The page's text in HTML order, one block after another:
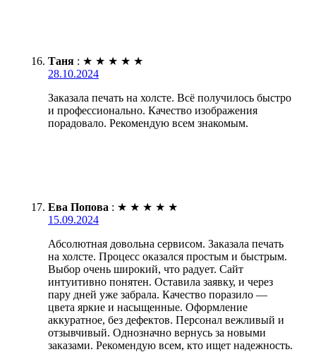
Таня : ★ ★ ★ ★ ★
28.10.2024
Заказала печать на холсте. Всё получилось быстро
и профессионально. Качество изображения
порадовало. Рекомендую всем знакомым.
Ева Попова : ★ ★ ★ ★ ★
15.09.2024
Абсолютная довольна сервисом. Заказала печать
на холсте. Процесс оказался простым и быстрым.
Выбор очень широкий, что радует. Сайт
интуитивно понятен. Оставила заявку, и через
пару дней уже забрала. Качество поразило —
цвета яркие и насыщенные. Оформление
аккуратное, без дефектов. Персонал вежливый и
отзывчивый. Однозначно вернусь за новыми
заказами. Рекомендую всем, кто ищет надежность.